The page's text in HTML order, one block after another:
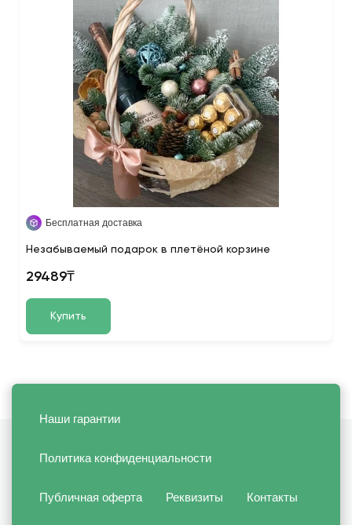
Бесплатная доставка
Незабываемый подарок в плетёной корзине
29489₸
Купить
Наши гарантии
Политика конфиденциальности
Публичная оферта Реквизиты Контакты